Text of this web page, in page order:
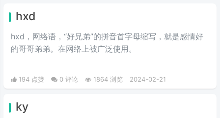
hxd
hxd，网络语，“好兄弟”的拼音首字母缩写，就是感情好
的哥哥弟弟。在网络上被广泛使用。
194 点赞 0 评论 1864 浏览 2024-02-21
ky